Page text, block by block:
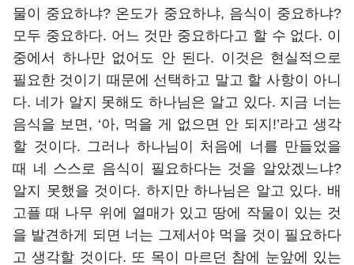
물이 중요하냐? 온도가 중요하냐, 음식이 중요하냐?
모두 중요하다. 어느 것만 중요하다고 할 수 없다. 이
중에서 하나만 없어도 안 된다. 이것은 현실적으로
필요한 것이기 때문에 선택하고 말고 할 사항이 아니
다. 네가 알지 못해도 하나님은 알고 있다. 지금 너는
음식을 보면, ‘아, 먹을 게 없으면 안 되지!’라고 생각
할 것이다. 그러나 하나님이 처음에 너를 만들었을
때 네 스스로 음식이 필요하다는 것을 알았겠느냐?
알지 못했을 것이다. 하지만 하나님은 알고 있다. 배
고플 때 나무 위에 열매가 있고 땅에 작물이 있는 것
을 발견하게 되면 너는 그제서야 먹을 것이 필요하다
고 생각할 것이다. 또 목이 마르던 참에 눈앞에 있는